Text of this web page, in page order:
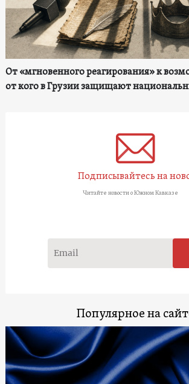
От «мгновенного реагирования» к
от кого в Грузии защищают
Подписывайтесь на
Читайте новости о Южном Кавказе
Популярное на